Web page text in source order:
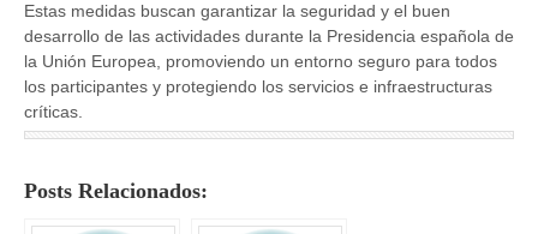
Estas medidas buscan garantizar la seguridad y el buen
desarrollo de las actividades durante la Presidencia española de
la Unión Europea, promoviendo un entorno seguro para todos
los participantes y protegiendo los servicios e infraestructuras
críticas.
Posts Relacionados: